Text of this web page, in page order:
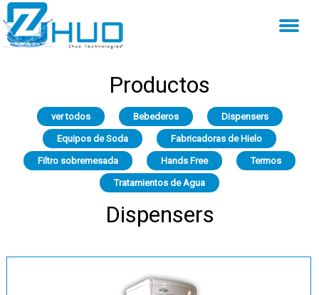
Productos
ver todos Bebederos Dispensers
Equipos de Soda Fabricadoras de Hielo
Filtro sobremesada Hands Free Termos
Tratamientos de Agua
Dispensers